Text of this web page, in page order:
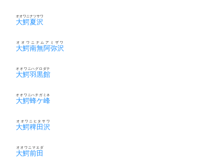
大鰐夏沢
オオワニナツサワ
大鰐南無阿弥沢
オオワニナムアミザワ
大鰐羽黒館
オオワニハグロダテ
大鰐蜂ケ峰
オオワニハチガミネ
大鰐稗田沢
オオワニヒタサワ
大鰐前田
オオワニマエダ